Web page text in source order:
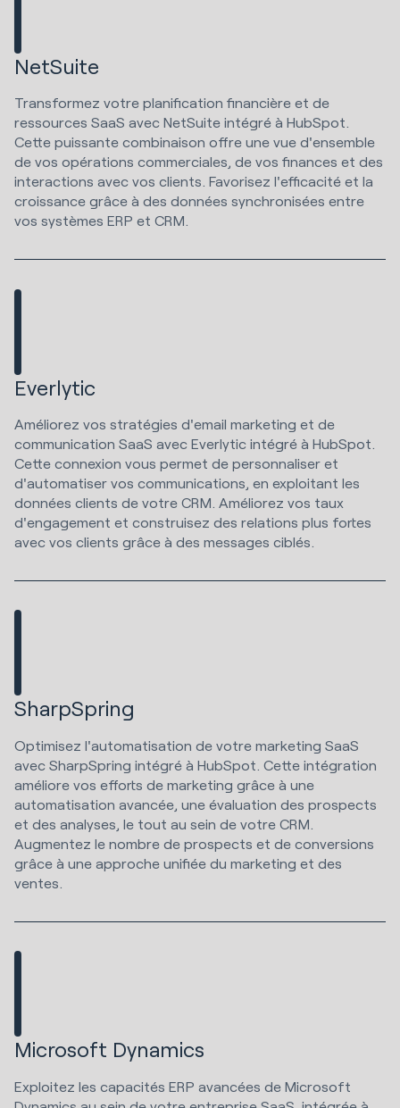
NetSuite
Transformez votre planification financière et de
ressources SaaS avec NetSuite intégré à HubSpot.
Cette puissante combinaison offre une vue d'ensemble
de vos opérations commerciales, de vos finances et des
interactions avec vos clients. Favorisez l'efficacité et la
croissance grâce à des données synchronisées entre
vos systèmes ERP et CRM.
Everlytic
Améliorez vos stratégies d'email marketing et de
communication SaaS avec Everlytic intégré à HubSpot.
Cette connexion vous permet de personnaliser et
d'automatiser vos communications, en exploitant les
données clients de votre CRM. Améliorez vos taux
d'engagement et construisez des relations plus fortes
avec vos clients grâce à des messages ciblés.
SharpSpring
Optimisez l'automatisation de votre marketing SaaS
avec SharpSpring intégré à HubSpot. Cette intégration
améliore vos efforts de marketing grâce à une
automatisation avancée, une évaluation des prospects
et des analyses, le tout au sein de votre CRM.
Augmentez le nombre de prospects et de conversions
grâce à une approche unifiée du marketing et des
ventes.
Microsoft Dynamics
Exploitez les capacités ERP avancées de Microsoft